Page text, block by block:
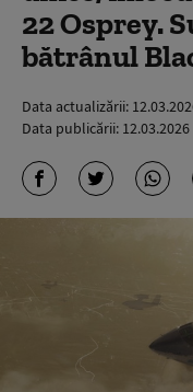
22 Osprey.
bătrânul
Data actualizării:
Data publicării: